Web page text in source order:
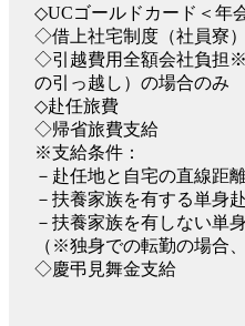
◇UCゴールドカード＜年
◇借上社宅制度（社員寮
◇引越費用全額会社負担
の引っ越し）の場合のみ
◇赴任旅費
◇帰省旅費支給
※支給条件：
－赴任地と自宅の直線距
－扶養家族を有する単身
－扶養家族を有しない単
（※独身での転勤の場合
◇慶弔見舞金支給